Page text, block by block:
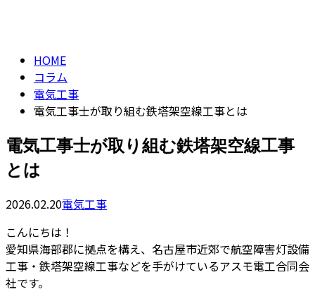
HOME
コラム
電気工事
電気工事士が取り組む鉄塔架空線工事とは
電気工事士が取り組む鉄塔架空線工事
とは
2026.02.20電気工事
こんにちは！
愛知県海部郡に拠点を構え、名古屋市近郊で航空障害灯設備
工事・鉄塔架空線工事などを手がけているアスモ電工合同会
社です。